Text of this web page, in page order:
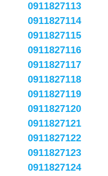
0911827113
0911827114
0911827115
0911827116
0911827117
0911827118
0911827119
0911827120
0911827121
0911827122
0911827123
0911827124